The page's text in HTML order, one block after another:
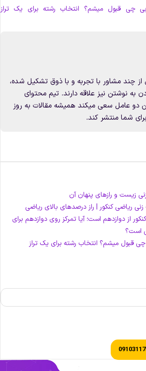
۷۰۰۰ تجربی چی قبول میشم؟ انتخاب رشته برای یک تراز
از چند مشاور با تجربه و با ذوق تشکیل شده،
به نوشتن نیز علاقه دارند. تیم محتوای
دو عامل سعی میکند همیشه مقالات به روز
شما منتشر کند.
زیست و راز‌های پنهان آن
ریاضی کنکور | راز درصدهای بالای ریاضی
از دوازدهم است؛ آیا تمرکز روی دوازدهم برای
است؟
تجربی چی قبول میشم؟ انتخاب رشته برای یک تراز